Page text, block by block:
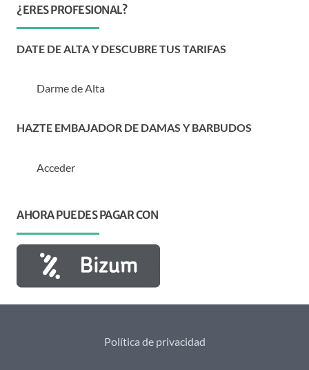
¿ERES PROFESIONAL?
DATE DE ALTA Y DESCUBRE TUS TARIFAS
Darme de Alta
HAZTE EMBAJADOR DE DAMAS Y BARBUDOS
Acceder
AHORA PUEDES PAGAR CON
Política de privacidad